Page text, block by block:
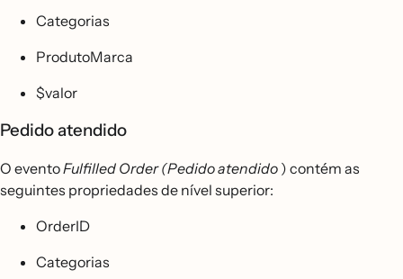
Categorias
ProdutoMarca
$valor
Pedido atendido
O eventoFulfilled Order (Pedido atendido ) contém as
seguintes propriedades de nível superior:
OrderID
Categorias